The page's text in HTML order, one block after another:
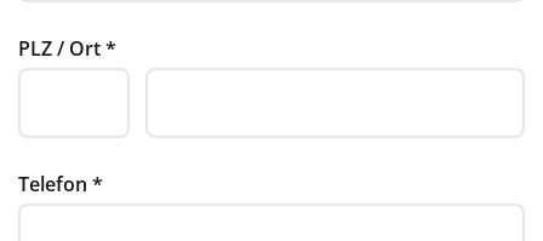
PLZ / Ort*
Telefon *